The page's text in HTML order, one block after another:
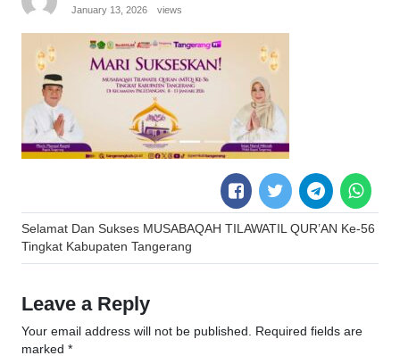
January 13, 2026 views
Post
navigation
Selamat Dan Sukses MUSABAQAH TILAWATIL QUR’AN Ke-56
Tingkat Kabupaten Tangerang
Leave a Reply
Your email address will not be published. Required fields are
marked *